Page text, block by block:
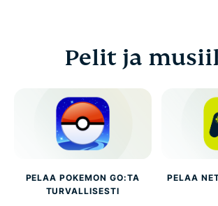
Pelit ja
PELAA POKEMON GO:TA
TURVALLISESTI
PELAA